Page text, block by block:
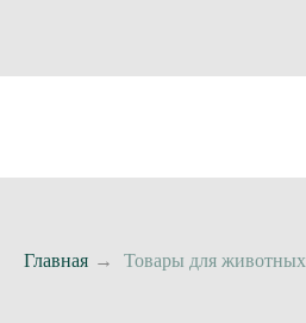
Главная → Товары для животных